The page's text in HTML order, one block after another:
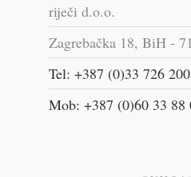
riječi d.o.o.
Zagrebačka 18, BiH -
Tel: +387 (0)33 726 200
Mob: +387 (0)60 33 88